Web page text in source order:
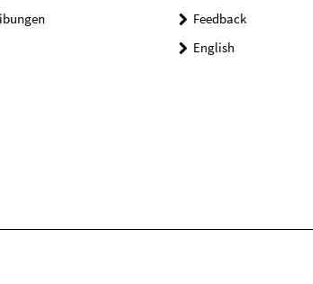
Feedback
English